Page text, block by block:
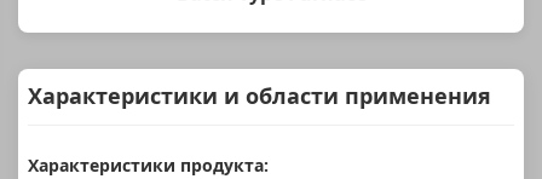
Характеристики и области применения
Характеристики продукта: